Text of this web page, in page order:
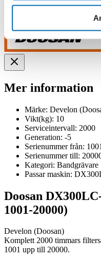
Mer information
Märke: Develon
Vikt(kg): 10
Serviceintervall: 2000
Generation: -5
Serienummer från: 1001
Serienummer till:
Kategori: Bandgrävare
Passar maskin:
Doosan
1001-20000)
Develon (Doosan)
Komplett 2000 timmars
1001 upp till 20000.